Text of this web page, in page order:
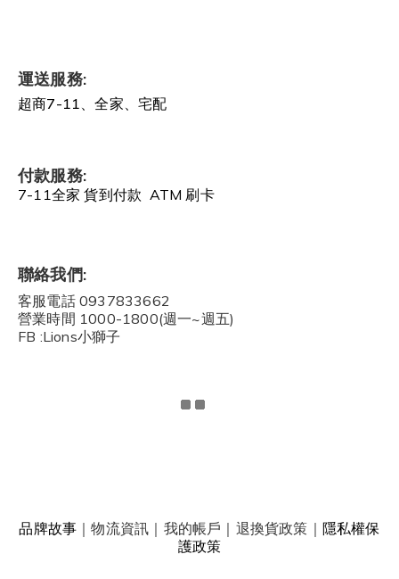
運送服務:
超商7-11、全家、宅配
付款服務:
7-11全家 貨到付款 ATM 刷卡
聯絡我們:
客服電話 0937833662
營業時間 1000-1800(週一~週五)
FB :Lions小獅子
品牌故事 ｜物流資訊 ｜ 我的帳戶 ｜ 退換貨政策 ｜ 隱私權保
護政策